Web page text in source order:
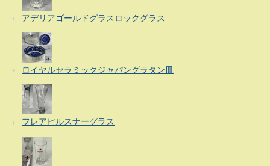
アデリアゴールドグラスロックグラス
ロイヤルセラミックジャパングラタン皿
フレアピルスナーグラス